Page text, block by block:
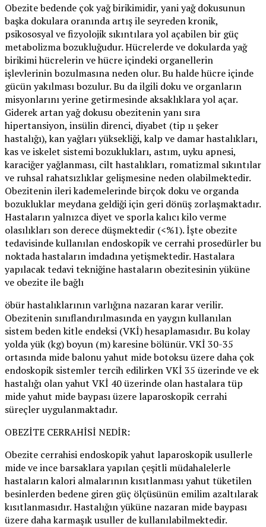
Obezite bedende çok yağ birikimidir, yani yağ dokusunun
başka dokulara oranında artış ile seyreden kronik,
psikososyal ve fizyolojik sıkıntılara yol açabilen bir güç
metabolizma bozukluğudur. Hücrelerde ve dokularda yağ
birikimi hücrelerin ve hücre içindeki organellerin
işlevlerinin bozulmasına neden olur. Bu halde hücre içinde
gücün yakılması bozulur. Bu da ilgili doku ve organların
misyonlarını yerine getirmesinde aksaklıklara yol açar.
Giderek artan yağ dokusu obezitenin yanı sıra
hipertansiyon, insülin direnci, diyabet (tip ıı şeker
hastalığı), kan yağları yüksekliği, kalp ve damar hastalıkları,
kas ve iskelet sistemi bozuklukları, astım, uyku apnesi,
karaciğer yağlanması, cilt hastalıkları, romatizmal sıkıntılar
ve ruhsal rahatsızlıklar gelişmesine neden olabilmektedir.
Obezitenin ileri kademelerinde birçok doku ve organda
bozukluklar meydana geldiği için geri dönüş zorlaşmaktadır.
Hastaların yalnızca diyet ve sporla kalıcı kilo verme
olasılıkları son derece düşmektedir (<%1). İşte obezite
tedavisinde kullanılan endoskopik ve cerrahi prosedürler bu
noktada hastaların imdadına yetişmektedir. Hastalara
yapılacak tedavi tekniğine hastaların obezitesinin yüküne
ve obezite ile bağlı
öbür hastalıklarının varlığına nazaran karar verilir.
Obezitenin sınıflandırılmasında en yaygın kullanılan
sistem beden kitle endeksi (VKİ) hesaplamasıdır. Bu kolay
yolda yük (kg) boyun (m) karesine bölünür. VKİ 30-35
ortasında mide balonu yahut mide botoksu üzere daha çok
endoskopik sistemler tercih edilirken VKİ 35 üzerinde ve ek
hastalığı olan yahut VKİ 40 üzerinde olan hastalara tüp
mide yahut mide baypası üzere laparoskopik cerrahi
süreçler uygulanmaktadır.
OBEZİTE CERRAHİSİ NEDİR:
Obezite cerrahisi endoskopik yahut laparoskopik usullerle
mide ve ince barsaklara yapılan çeşitli müdahalelerle
hastaların kalori almalarının kısıtlanması yahut tüketilen
besinlerden bedene giren güç ölçüsünün emilim azaltılarak
kısıtlanmasıdır. Hastalığın yüküne nazaran mide baypası
üzere daha karmaşık usuller de kullanılabilmektedir.